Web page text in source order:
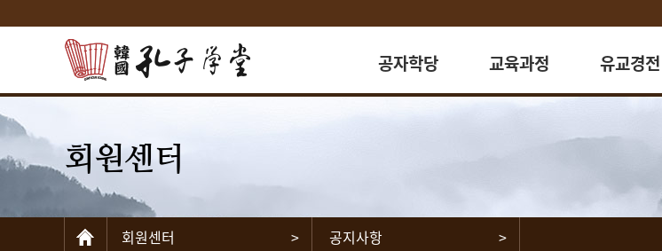
공자학당
자원봉사팀
교육과정 유교경전
회원센터
회원센터 > 공지사항 >